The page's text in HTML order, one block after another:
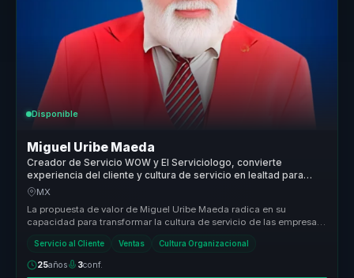
Disponible
Miguel Uribe Maeda
Creador de Servicio WOW y El Serviciologo, convierte
experiencia del cliente y cultura de servicio en lealtad para
empresas.
MX
La propuesta de valor de Miguel Uribe Maeda radica en su
capacidad para transformar la cultura de servicio de las empresas
Servicio al Cliente Ventas Cultura Organizacional
25años 3conf.